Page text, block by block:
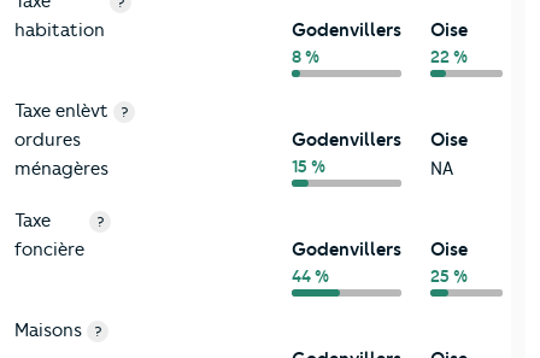
habitation
Godenvillers
8 %
Oise
22 %
Taxe enlèvt
ordures
ménagères
?
Godenvillers
15 %
Oise
NA
Taxe
foncière
?
Godenvillers
44 %
Oise
25 %
Maisons ?